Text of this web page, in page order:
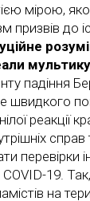
мірою,
призвів до
падіння
швидкого
реакції
справ
перевірки
19. Так,
на